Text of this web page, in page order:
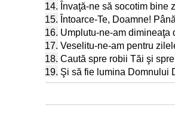
14. Învaţă-ne să socotim bine
15. Întoarce-Te, Doamne!
16. Umplutu-ne-am dimineaţa
17. Veselitu-ne-am pentru
18. Caută spre robii Tăi şi
19. Şi să fie lumina Domnului